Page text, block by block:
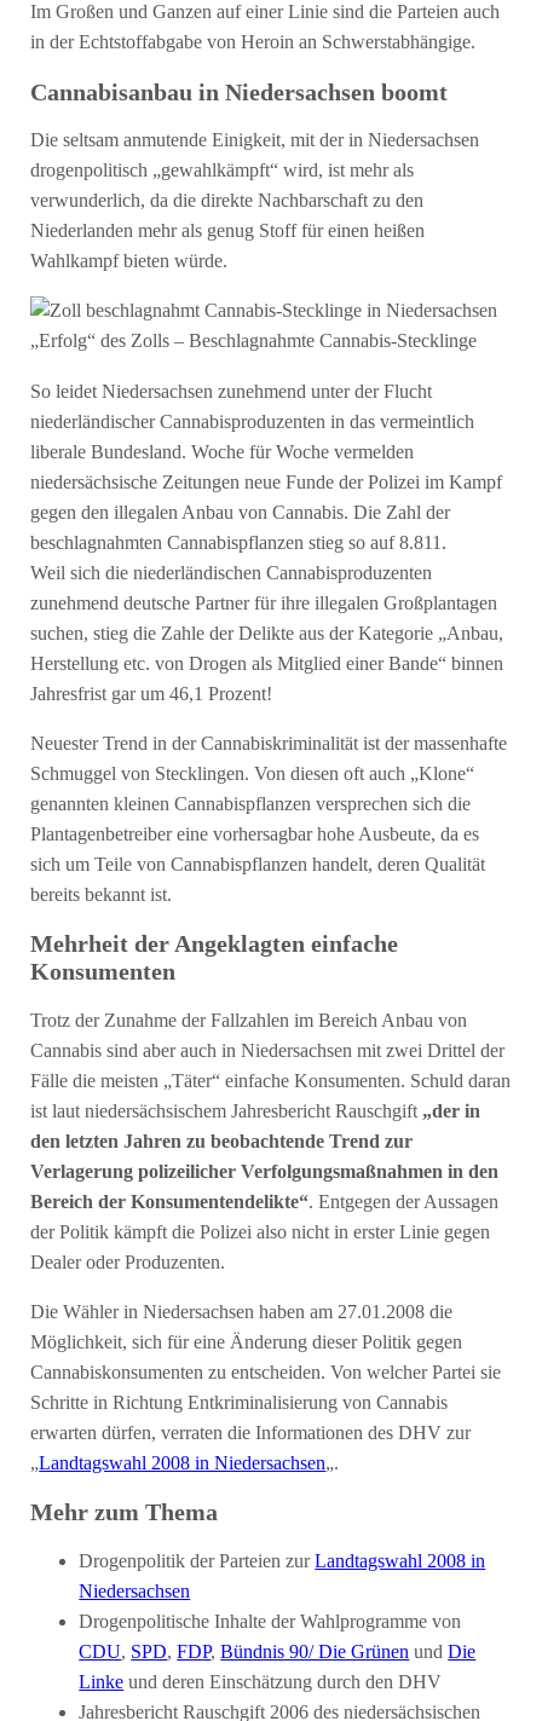
Im Großen und Ganzen auf einer Linie sind die Parteien auch
in der Echtstoffabgabe von Heroin an Schwerstabhängige.
Cannabisanbau in Niedersachsen boomt
Die seltsam anmutende Einigkeit, mit der in Niedersachsen
drogenpolitisch „gewahlkämpft“ wird, ist mehr als
verwunderlich, da die direkte Nachbarschaft zu den
Niederlanden mehr als genug Stoff für einen heißen
Wahlkampf bieten würde.
„Erfolg“ des Zolls – Beschlagnahmte Cannabis-Stecklinge
So leidet Niedersachsen zunehmend unter der Flucht
niederländischer Cannabisproduzenten in das vermeintlich
liberale Bundesland. Woche für Woche vermelden
niedersächsische Zeitungen neue Funde der Polizei im Kampf
gegen den illegalen Anbau von Cannabis. Die Zahl der
beschlagnahmten Cannabispflanzen stieg so auf 8.811.
Weil sich die niederländischen Cannabisproduzenten
zunehmend deutsche Partner für ihre illegalen Großplantagen
suchen, stieg die Zahle der Delikte aus der Kategorie „Anbau,
Herstellung etc. von Drogen als Mitglied einer Bande“ binnen
Jahresfrist gar um 46,1 Prozent!
Neuester Trend in der Cannabiskriminalität ist der massenhafte
Schmuggel von Stecklingen. Von diesen oft auch „Klone“
genannten kleinen Cannabispflanzen versprechen sich die
Plantagenbetreiber eine vorhersagbar hohe Ausbeute, da es
sich um Teile von Cannabispflanzen handelt, deren Qualität
bereits bekannt ist.
Mehrheit der Angeklagten einfache
Konsumenten
Trotz der Zunahme der Fallzahlen im Bereich Anbau von
Cannabis sind aber auch in Niedersachsen mit zwei Drittel der
Fälle die meisten „Täter“ einfache Konsumenten. Schuld daran
ist laut niedersächsischem Jahresbericht Rauschgift „der in
den letzten Jahren zu beobachtende Trend zur
Verlagerung polizeilicher Verfolgungsmaßnahmen in den
Bereich der Konsumentendelikte“. Entgegen der Aussagen
der Politik kämpft die Polizei also nicht in erster Linie gegen
Dealer oder Produzenten.
Die Wähler in Niedersachsen haben am 27.01.2008 die
Möglichkeit, sich für eine Änderung dieser Politik gegen
Cannabiskonsumenten zu entscheiden. Von welcher Partei sie
Schritte in Richtung Entkriminalisierung von Cannabis
erwarten dürfen, verraten die Informationen des DHV zur
„Landtagswahl 2008 in Niedersachsen„.
Mehr zum Thema
Drogenpolitik der Parteien zurLandtagswahl 2008 in
Niedersachsen
Drogenpolitische Inhalte der Wahlprogramme von
CDU, SPD,FDP,Bündnis 90/ Die Grünen undDie
Linke und deren Einschätzung durch den DHV
Jahresbericht Rauschgift 2006 des niedersächsischen